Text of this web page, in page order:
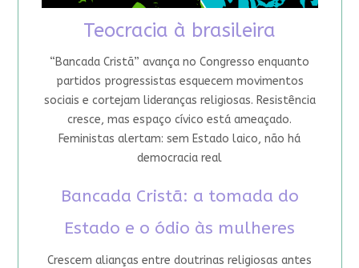
Teocracia à brasileira
“Bancada Cristã” avança no Congresso enquanto
partidos progressistas esquecem movimentos
sociais e cortejam lideranças religiosas. Resistência
cresce, mas espaço cívico está ameaçado.
Feministas alertam: sem Estado laico, não há
democracia real
Bancada Cristã: a tomada do
Estado e o ódio às mulheres
Crescem alianças entre doutrinas religiosas antes